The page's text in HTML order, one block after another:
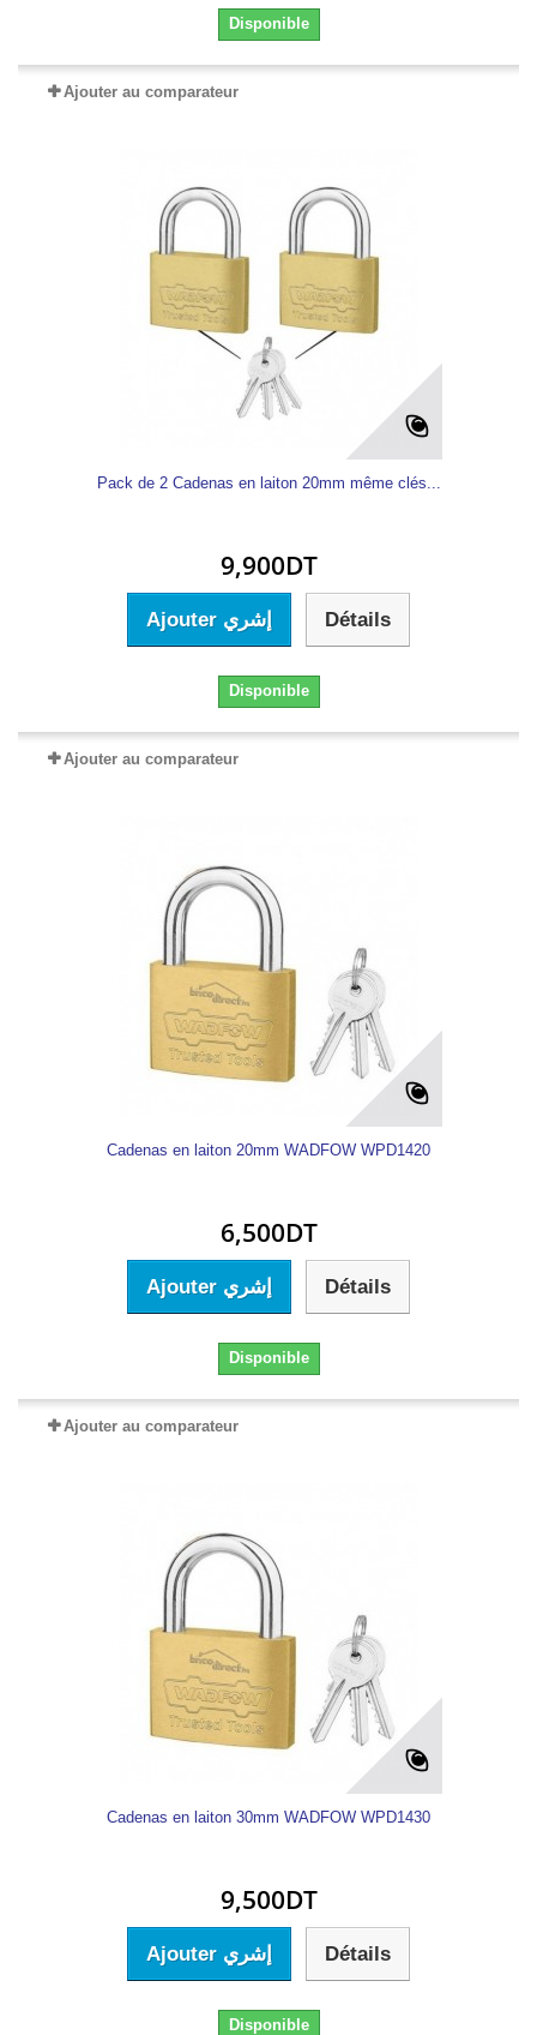
Disponible
Ajouter au comparateur
Pack de 2 Cadenas en laiton 20mm même clés...
9,900DT
Ajouter إشري Détails
Disponible
Ajouter au comparateur
Cadenas en laiton 20mm WADFOW WPD1420
6,500DT
Ajouter إشري Détails
Disponible
Ajouter au comparateur
Cadenas en laiton 30mm WADFOW WPD1430
9,500DT
Ajouter إشري Détails
Disponible